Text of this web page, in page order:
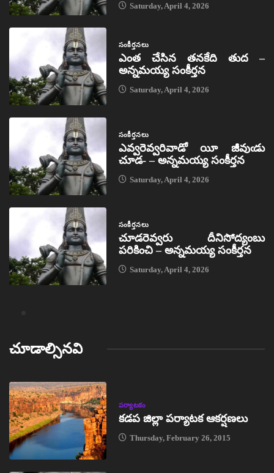
Saturday, April 4, 2026
సంకీర్తనలు
ఎంత చేసిన తనకేది తుద –
అన్నమయ్య సంకీర్తన
Saturday, April 4, 2026
సంకీర్తనలు
ఎవ్వరెవ్వరివాడో యీ జీవుఁడు
చూడ- – అన్నమయ్య సంకీర్తన
Saturday, April 4, 2026
సంకీర్తనలు
చూడరెవ్వరు దీనిసోద్యంబు
పరికించి – అన్నమయ్య సంకీర్తన
Saturday, April 4, 2026
చూడాల్సినవి
పర్యాటకం
కడప జిల్లా పర్యాటక ఆకర్షణలు
Thursday, February 26, 2015